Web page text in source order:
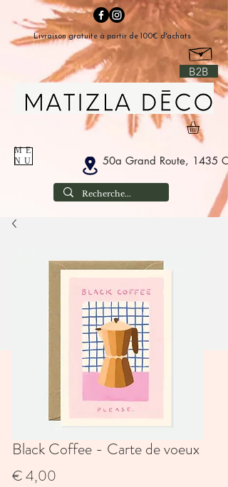
B2B
50a Grand Route, 1435
ME
NU
Livraison gratuite à partir de 100€ d'achats
Black Coffee - Carte de voeux
€ 4,00